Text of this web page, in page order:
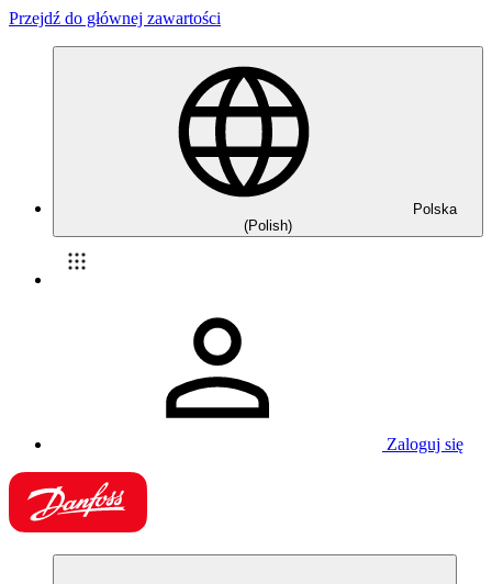
Przejdź do głównej zawartości
Polska
(Polish)
Zaloguj się